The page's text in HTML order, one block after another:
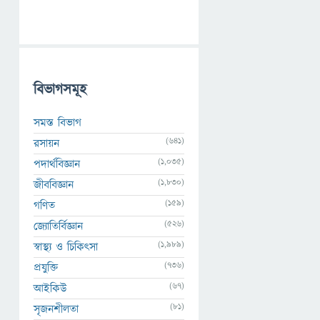
বিভাগসমূহ
সমস্ত বিভাগ
রসায়ন
(641)
পদার্থবিজ্ঞান (1,035)
জীববিজ্ঞান (1,830)
গণিত (159)
জ্যোতির্বিজ্ঞান (526)
স্বাস্থ্য ও চিকিৎসা (1,989)
প্রযুক্তি (736)
আইকিউ (67)
সৃজনশীলতা (81)